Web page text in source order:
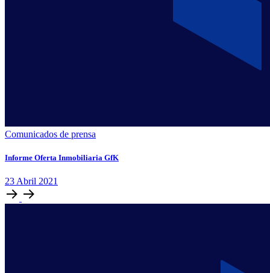
Comunicados de prensa
Informe Oferta Inmobiliaria GfK
23 Abril 2021